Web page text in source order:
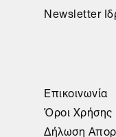
Newsletter
Επικοινωνία
Όροι Χρήσης
Δήλωση